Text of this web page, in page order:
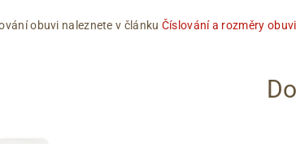
obuvi naleznete v článku Číslování a rozměry obuvi